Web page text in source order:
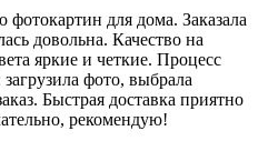
для дома. Заказала
довольна. Качество на
яркие и четкие. Процесс
фото, выбрала
Быстрая доставка приятно
рекомендую!